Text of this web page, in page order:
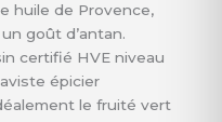
huile de Provence,
goût d’antan.
certifié HVE niveau
épicier
le fruité vert